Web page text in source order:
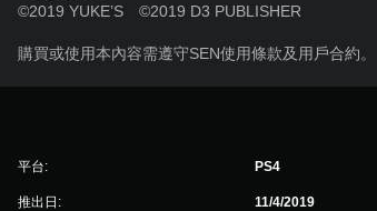
©2019 YUKE’S ©2019 D3 PUBLISHER
購買或使用本內容需遵守SEN使用條款及用戶合約。
平台: PS4
推出日: 11/4/2019